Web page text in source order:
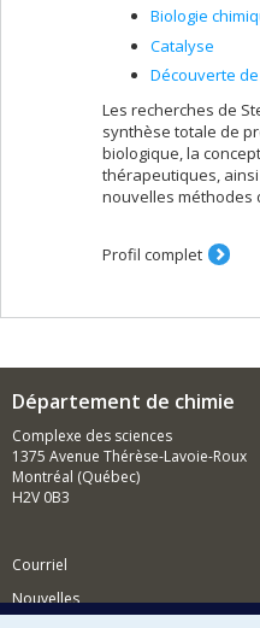
Biologie
Catalyse
Découverte
Les recherches de
synthèse totale de
biologique, la
thérapeutiques,
nouvelles méthodes
Profil complet
Département de chimie
Complexe des sciences
1375 Avenue Thérèse-Lavoie-Roux
Montréal (Québec)
H2V 0B3
Courriel
Nouvelles